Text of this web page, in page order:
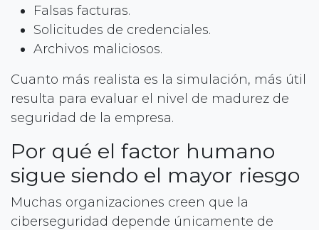
Falsas facturas.
Solicitudes de credenciales.
Archivos maliciosos.
Cuanto más realista es la simulación, más útil
resulta para evaluar el nivel de madurez de
seguridad de la empresa.
Por qué el factor humano
sigue siendo el mayor riesgo
Muchas organizaciones creen que la
ciberseguridad depende únicamente de